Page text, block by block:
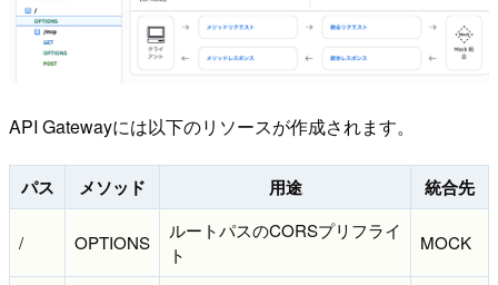
API Gatewayには以下のリソースが作成されます。
パス メソッド 用途 統合先
/ OPTIONS
ルートパスのCORSプリフライ
ト
MOCK